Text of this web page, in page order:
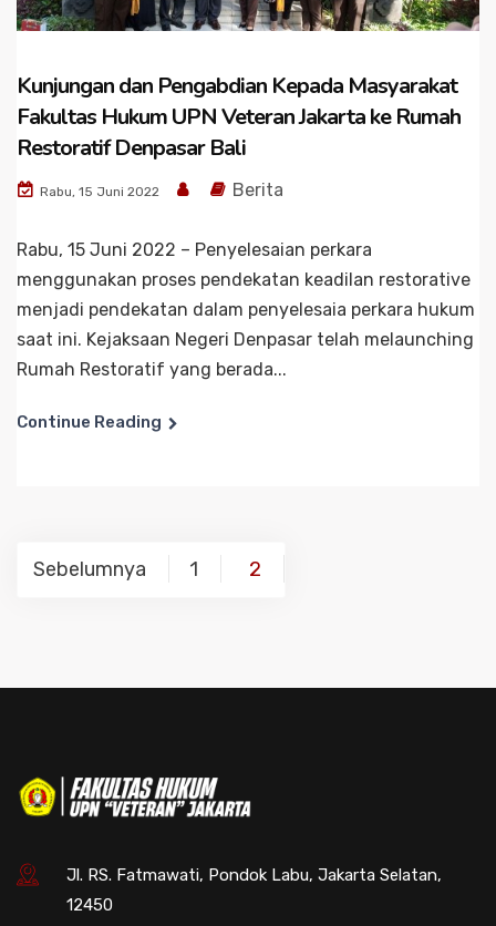
Kunjungan dan Pengabdian Kepada Masyarakat
Fakultas Hukum UPN Veteran Jakarta ke Rumah
Restoratif Denpasar Bali
Rabu, 15 Juni 2022 Berita
Rabu, 15 Juni 2022 – Penyelesaian perkara
menggunakan proses pendekatan keadilan restorative
menjadi pendekatan dalam penyelesaia perkara hukum
saat ini. Kejaksaan Negeri Denpasar telah melaunching
Rumah Restoratif yang berada...
Continue Reading
Navigasi
Sebelumnya 1 2
Jl. RS. Fatmawati, Pondok Labu, Jakarta Selatan,
12450